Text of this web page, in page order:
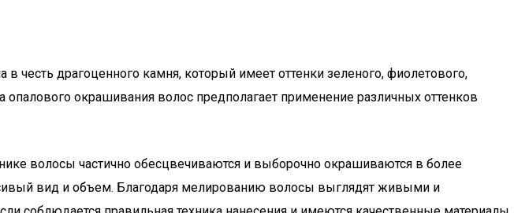
драгоценного камня, который имеет оттенки зеленого, фиолетового,
окрашивания волос предполагает применение различных оттенков
волосы частично обесцвечиваются и выборочно окрашиваются в более
вид и объем. Благодаря мелированию волосы выглядят живыми и